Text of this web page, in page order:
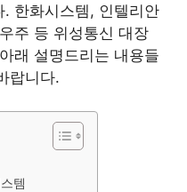
한화시스템, 인텔리안
주 등 위성통신 대장
래 설명드리는 내용들
랍니다.
템